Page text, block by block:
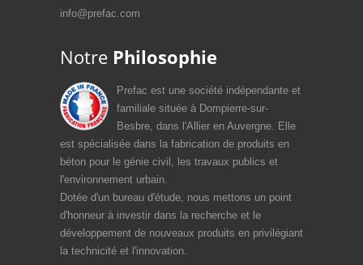
info@prefac.com
Notre Philosophie
Prefac est une société indépendante et
familiale située à Dompierre-sur-
Besbre, dans l'Allier en Auvergne. Elle
est spécialisée dans la fabrication de produits en
béton pour le génie civil, les travaux publics et
l'environnement urbain.
Dotée d'un bureau d'étude, nous mettons un point
d'honneur à investir dans la recherche et le
développement de nouveaux produits en privilégiant
la technicité et l'innovation.